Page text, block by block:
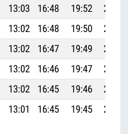
13:03 16:48 19:52
21:18
13:02 16:48 19:50
21:16
13:02 16:47 19:49
21:14
13:02 16:46 19:47
21:13
13:02 16:45 19:46
21:11
13:01 16:45 19:45 21:09